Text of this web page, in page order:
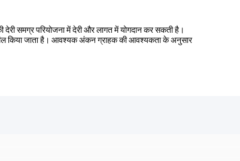
समग्र परियोजना में देरी और लागत में योगदान कर सकती है।
किया जाता है। आवश्यक अंकन ग्राहक की आवश्यकता के अनुसार